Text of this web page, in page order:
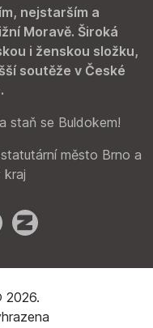
nejstarším a
Moravě. Široká
i ženskou složku,
soutěže v České
staň se Buldokem!
město Brno a
kraj
Zonerama
2026.